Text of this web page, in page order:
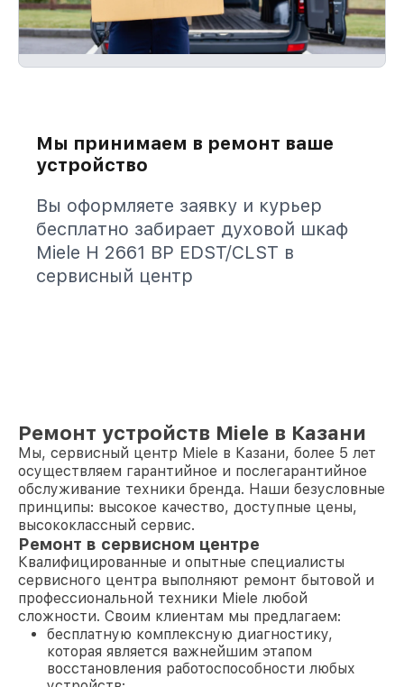
Мы принимаем в ремонт ваше
устройство
Вы оформляете заявку и курьер
бесплатно забирает духовой шкаф
Miele H 2661 BP EDST/CLST в
сервисный центр
Ремонт устройств Miele в Казани
Мы, сервисный центр Miele в Казани, более 5 лет
осуществляем гарантийное и послегарантийное
обслуживание техники бренда. Наши безусловные
принципы: высокое качество, доступные цены,
высококлассный сервис.
Ремонт в сервисном центре
Квалифицированные и опытные специалисты
сервисного центра выполняют ремонт бытовой и
профессиональной техники Miele любой
сложности. Своим клиентам мы предлагаем:
бесплатную комплексную диагностику,
которая является важнейшим этапом
восстановления работоспособности любых